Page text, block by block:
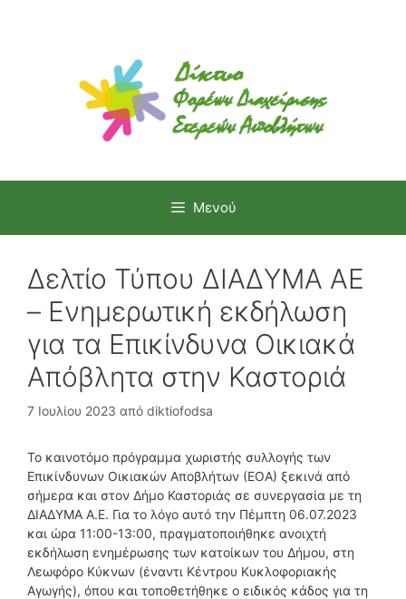
Μενού
Δελτίο Τύπου ΔΙΑΔΥΜΑ ΑΕ
– Ενημερωτική εκδήλωση
για τα Επικίνδυνα Οικιακά
Απόβλητα στην Καστοριά
7 Ιουλίου 2023 από diktiofodsa
Το καινοτόμο πρόγραμμα χωριστής συλλογής των
Επικίνδυνων Οικιακών Αποβλήτων (ΕΟΑ) ξεκινά από
σήμερα και στον Δήμο Καστοριάς σε συνεργασία με τη
ΔΙΑΔΥΜΑ Α.Ε. Για το λόγο αυτό την Πέμπτη 06.07.2023
και ώρα 11:00-13:00, πραγματοποιήθηκε ανοιχτή
εκδήλωση ενημέρωσης των κατοίκων του Δήμου, στη
Λεωφόρο Κύκνων (έναντι Κέντρου Κυκλοφοριακής
Αγωγής), όπου και τοποθετήθηκε ο ειδικός κάδος για τη